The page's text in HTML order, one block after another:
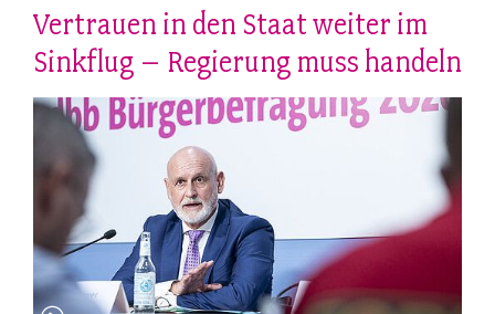
Vertrauen in den Staat weiter im
Sinkflug – Regierung muss handeln